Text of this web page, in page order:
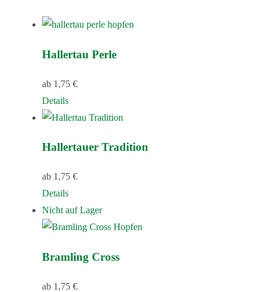
Hallertau Perle
ab 1,75 €
Dieses
Produkt
mehrere
Optionen
auf
Produktseite
Details
Hallertauer Tradition
ab 1,75 €
Dieses
Produkt
weist
Varianten
Details
Nicht auf Lager
Bramling Cross
ab 1,75 €